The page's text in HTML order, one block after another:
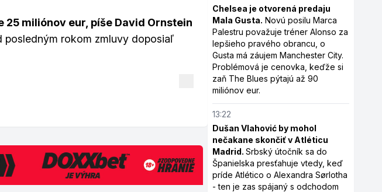
miliónov eur, píše David Ornstein
posledným rokom zmluvy doposiaľ
Chelsea je otvorená predaju
Mala Gusta. Novú posilu Marca
Palestru považuje tréner Alonso za
lepšieho pravého obrancu, o
Gusta má záujem Manchester City.
Problémová je cenovka, keďže si
zaň The Blues pýtajú až 90
miliónov eur.
13:22
Dušan Vlahović by mohol
nečakane skončiť v Atléticu
Madrid.Srbský útočník sa do
Španielska presťahuje vtedy, keď
príde Atlético o Alexandra Sørlotha
- ten je zas spájaný s odchodom